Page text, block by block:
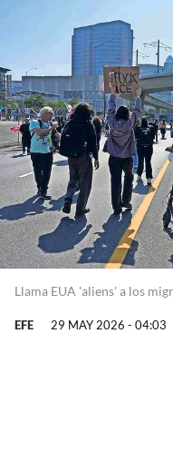
Llama EUA 'aliens' a los
EFE 29 MAY 2026 - 04:03